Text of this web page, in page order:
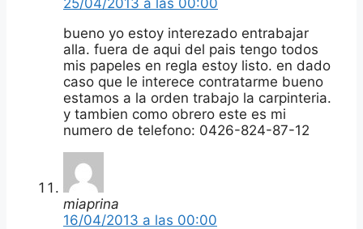
bueno yo estoy interezado entrabajar
alla. fuera de aqui del pais tengo todos
mis papeles en regla estoy listo. en dado
caso que le interece contratarme bueno
estamos a la orden trabajo la carpinteria.
y tambien como obrero este es mi
numero de telefono: 0426-824-87-12
miaprina
16/04/2013 a las 00:00